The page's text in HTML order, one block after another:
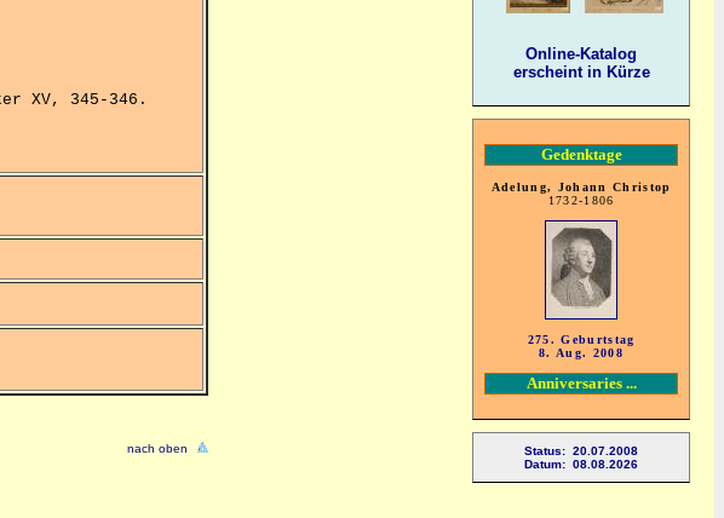
Online-Katalog
erscheint in Kürze
Gedenktage
Adelung, Johann Christop
1732-1806
275. Geburtstag
8. Aug. 2008
Anniversaries ...
Status: 20.07.2008
Datum: 08.08.2026
XV, 345-346.
nach oben